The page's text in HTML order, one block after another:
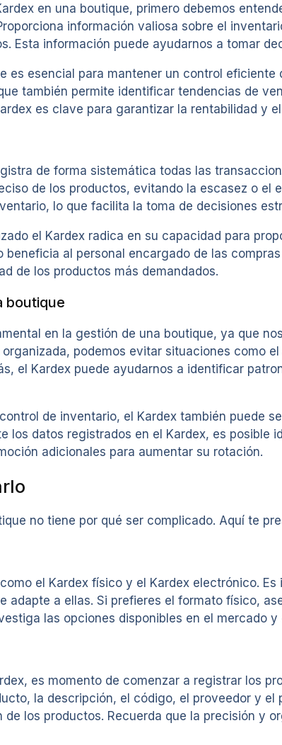
en una boutique, primero debemos
información valiosa sobre el
Esta información puede ayudarnos a tomar
es esencial para mantener un control
también permite identificar tendencias de
es clave para garantizar la rentabilidad y
de forma sistemática todas las
de los productos, evitando la escasez o el
lo que facilita la toma de decisiones
el Kardex radica en su capacidad para
beneficia al personal encargado de las
de los productos más demandados.
boutique
en la gestión de una boutique, ya que
podemos evitar situaciones como
el Kardex puede ayudarnos a identificar
de inventario, el Kardex también puede
los datos registrados en el Kardex, es
adicionales para aumentar su rotación.
no tiene por qué ser complicado. Aquí te
el Kardex físico y el Kardex electrónico.
adapte a ellas. Si prefieres el formato físico,
las opciones disponibles en el mercado
es momento de comenzar a registrar los
la descripción, el código, el proveedor y
los productos. Recuerda que la precisión y